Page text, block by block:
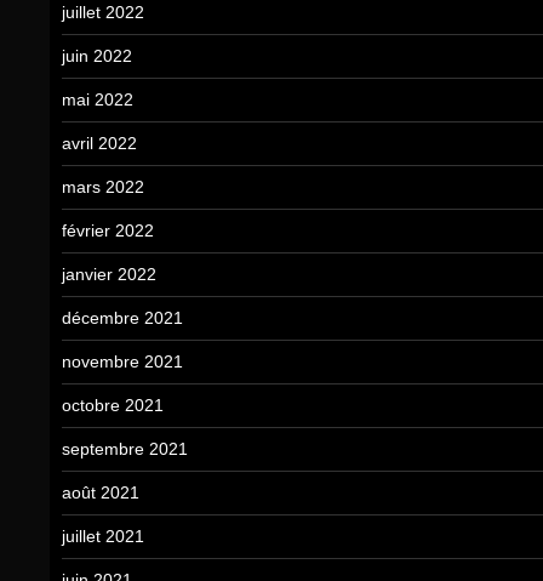
juillet 2022
juin 2022
mai 2022
avril 2022
mars 2022
février 2022
janvier 2022
décembre 2021
novembre 2021
octobre 2021
septembre 2021
août 2021
juillet 2021